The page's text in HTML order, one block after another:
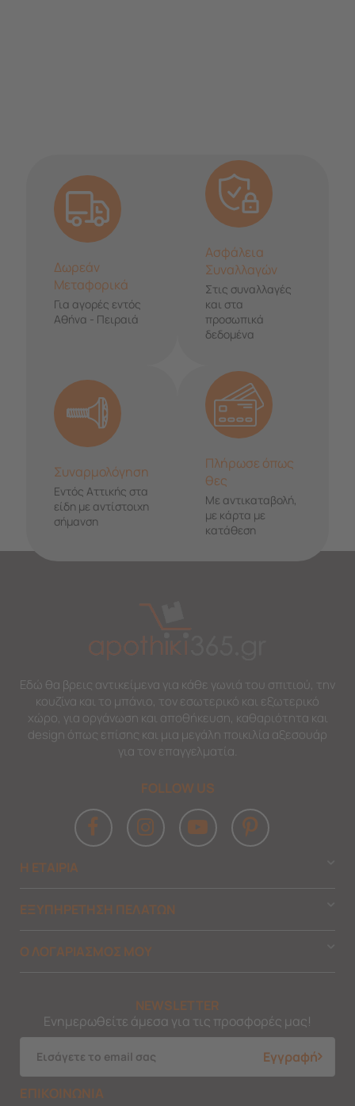
Δωρεάν
Μεταφορικά
Για αγορές εντός
Αθήνα - Πειραιά
Ασφάλεια
Συναλλαγών
Στις συναλλαγές
και στα
προσωπικά
δεδομένα
Συναρμολόγηση
Εντός Αττικής στα
είδη με αντίστοιχη
σήμανση
Πλήρωσε όπως
θες
Με αντικαταβολή,
με κάρτα με
κατάθεση
Εδώ θα βρεις αντικείμενα για κάθε γωνιά του σπιτιού, την
κουζίνα και το μπάνιο, τον εσωτερικό και εξωτερικό
χώρο, για οργάνωση και αποθήκευση, καθαριότητα και
design όπως επίσης και μια μεγάλη ποικιλία αξεσουάρ
για τον επαγγελματία.
FOLLOW US
Η ΕΤΑΙΡΙΑ
ΕΞΥΠΗΡΕΤΗΣΗ ΠΕΛΑΤΩΝ
Ο ΛΟΓΑΡΙΑΣΜΟΣ ΜΟΥ
NEWSLETTER
Ενημερωθείτε άμεσα για τις προσφορές μας!
Εγγραφή
ΕΠΙΚΟΙΝΩΝΙΑ